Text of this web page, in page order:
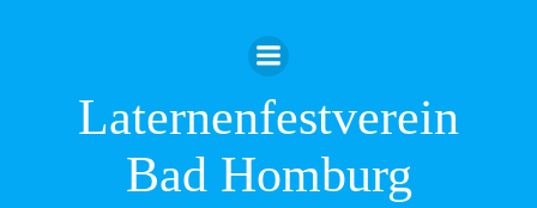
Inhalt
springen
Laternenfestverein
Bad Homburg